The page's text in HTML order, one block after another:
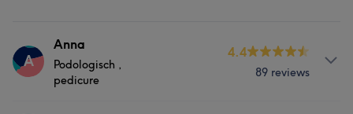
A
Anna
Podologisch ,
pedicure
4.4
89 reviews